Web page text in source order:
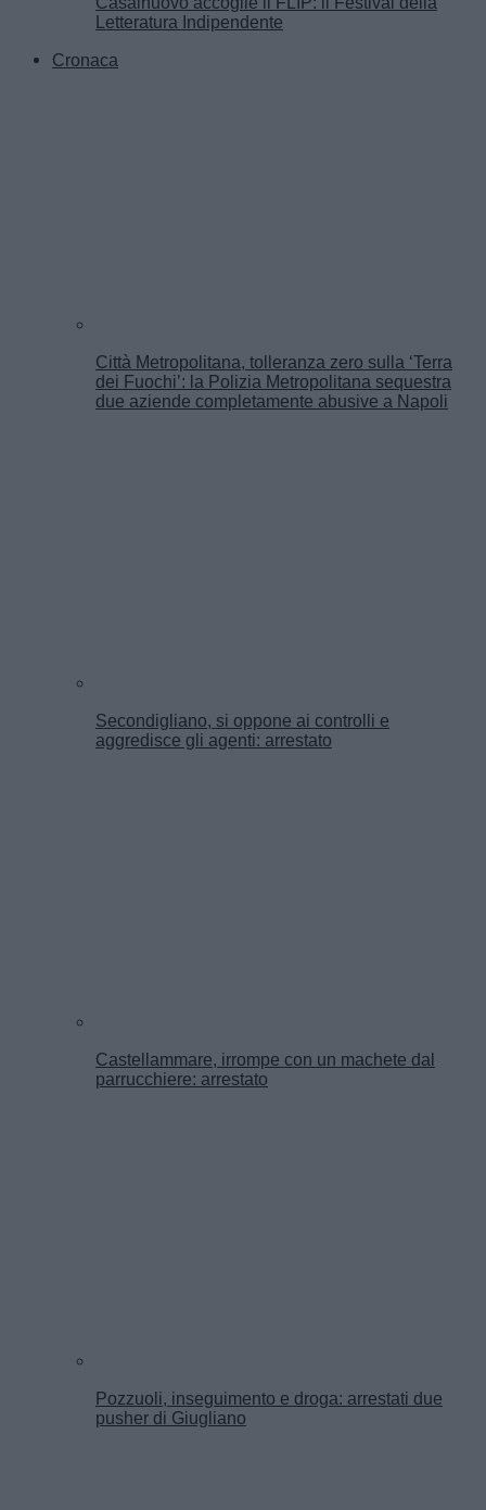
Letteratura Indipendente
Cronaca
Città Metropolitana, tolleranza zero sulla ‘Terra
dei Fuochi’: la Polizia Metropolitana sequestra
due aziende completamente abusive a Napoli
Secondigliano, si oppone ai controlli e
aggredisce gli agenti: arrestato
Castellammare, irrompe con un machete dal
parrucchiere: arrestato
Pozzuoli, inseguimento e droga: arrestati due
pusher di Giugliano